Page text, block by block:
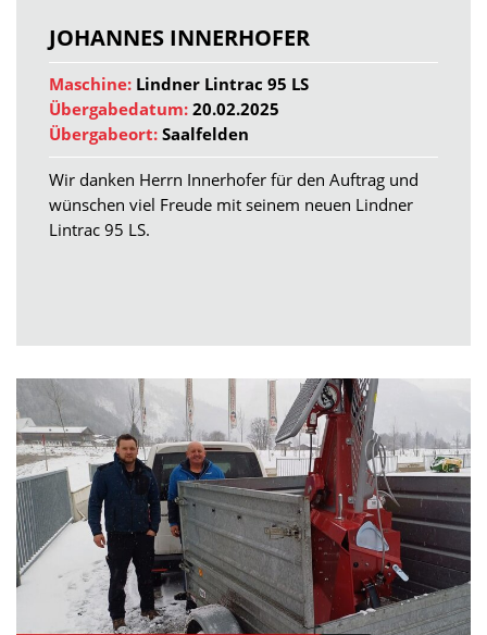
JOHANNES INNERHOFER
Maschine: Lindner Lintrac 95 LS
Übergabedatum: 20.02.2025
Übergabeort: Saalfelden
Wir danken Herrn Innerhofer für den Auftrag und
wünschen viel Freude mit seinem neuen Lindner
Lintrac 95 LS.